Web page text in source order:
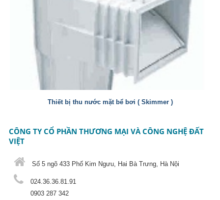
Thiết bị thu nước mặt bể bơi ( Skimmer )
CÔNG TY CỔ PHẦN THƯƠNG MẠI VÀ CÔNG NGHỆ ĐẤT
VIỆT
Số 5 ngõ 433 Phố Kim Ngưu, Hai Bà Trưng, Hà Nội
024.36.36.81.91
0903 287 342